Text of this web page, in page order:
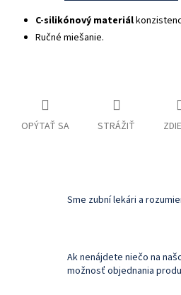
C-silikónový materiál
Ručné miešanie.
OPÝTAŤ SA STRÁŽIŤ
Sme zubní lekári a
Ak nenájdete niečo na
možnosť objednania